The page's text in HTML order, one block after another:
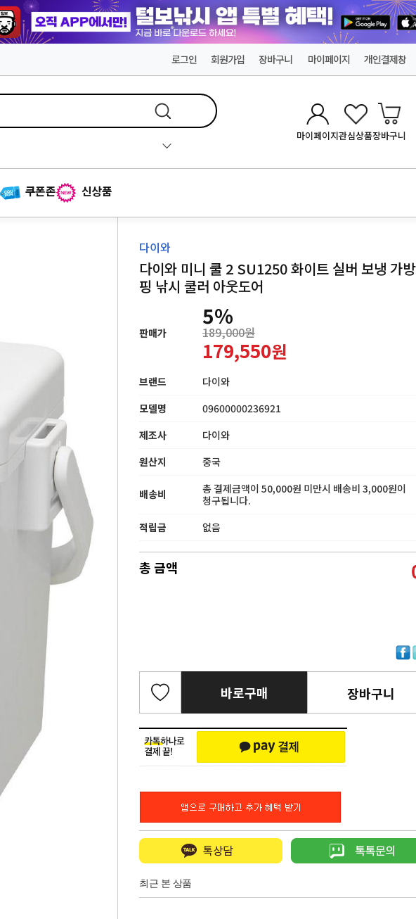
로그인 회원가입 장바구니 마이페이지 개인결제창
마이페이지관심상품장바구니
쿠폰존 신상품
다이와
다이와 미니 쿨 2 SU1250 화이트 실버 보냉 가
핑 낚시 쿨러 아웃도어
판매가
5%
189,000원
179,550원
브랜드
다이와
모델명
09600000236921
제조사
다이와
원산지
중국
배송비
총 결제금액이 50,000원 미만시 배송비 3,000원이
청구됩니다.
적립금
없음
총 금액
바로구매 장바구니
최근 본 상품